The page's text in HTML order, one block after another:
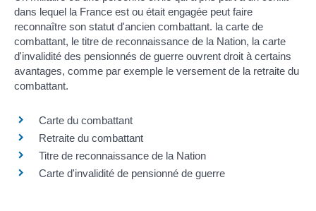
dans lequel la France est ou était engagée peut faire
reconnaître son statut d'ancien combattant. la carte de
combattant, le titre de reconnaissance de la Nation, la carte
d'invalidité des pensionnés de guerre ouvrent droit à certains
avantages, comme par exemple le versement de la retraite du
combattant.
Carte du combattant
Retraite du combattant
Titre de reconnaissance de la Nation
Carte d'invalidité de pensionné de guerre